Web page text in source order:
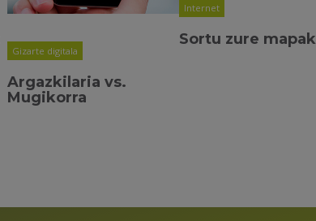
Gizarte digitala
Argazkilaria vs.
Mugikorra
Internet
Sortu zure mapak